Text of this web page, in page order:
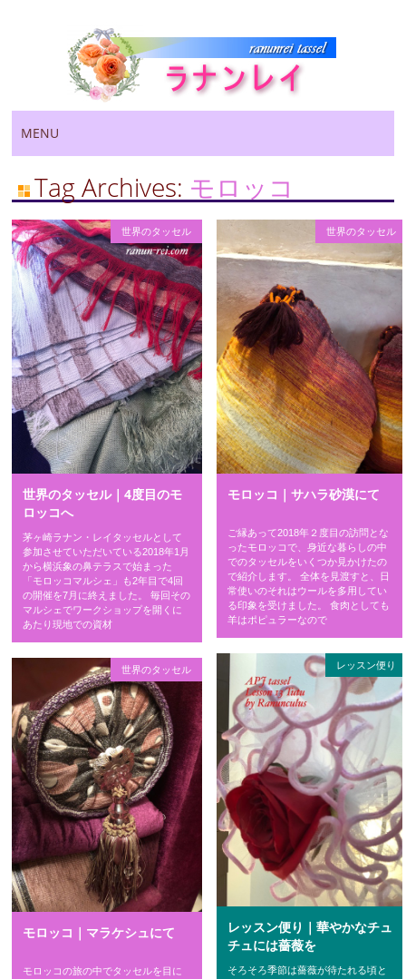
Main menu
to
MENU
Tag Archives: モロッコ
世界のタッセル
世界のタッセル｜4度目のモ
ロッコへ
茅ヶ崎ラナン・レイタッセルとして
参加させていただいている2018年1月
から横浜象の鼻テラスで始まった
「モロッコマルシェ」も2年目で4回
の開催を7月に終えました。 毎回その
マルシェでワークショップを開くに
あたり現地での資材
世界のタッセル
モロッコ｜サハラ砂漠にて
ご縁あって2018年２度目の訪問とな
ったモロッコで、身近な暮らしの中
でのタッセルをいくつか見かけたの
で紹介します。 全体を見渡すと、日
常使いのそれはウールを多用してい
る印象を受けました。 食肉としても
羊はポピュラーなので
レッスン便り
レッスン便り｜華やかなチュ
チュには薔薇を
そろそろ季節は薔薇が待たれる頃と
世界のタッセル
モロッコ｜マラケシュにて
モロッコの旅の中でタッセルを目に